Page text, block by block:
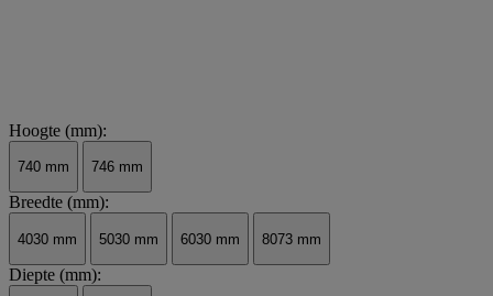
Hoogte (mm):
740 mm 746 mm
Breedte (mm):
4030 mm 5030 mm 6030 mm 8073 mm
Diepte (mm):